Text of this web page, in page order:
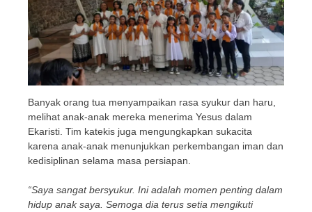
Banyak orang tua menyampaikan rasa syukur dan haru,
melihat anak-anak mereka menerima Yesus dalam
Ekaristi. Tim katekis juga mengungkapkan sukacita
karena anak-anak menunjukkan perkembangan iman dan
kedisiplinan selama masa persiapan.
“Saya sangat bersyukur. Ini adalah momen penting dalam
hidup anak saya. Semoga dia terus setia mengikuti